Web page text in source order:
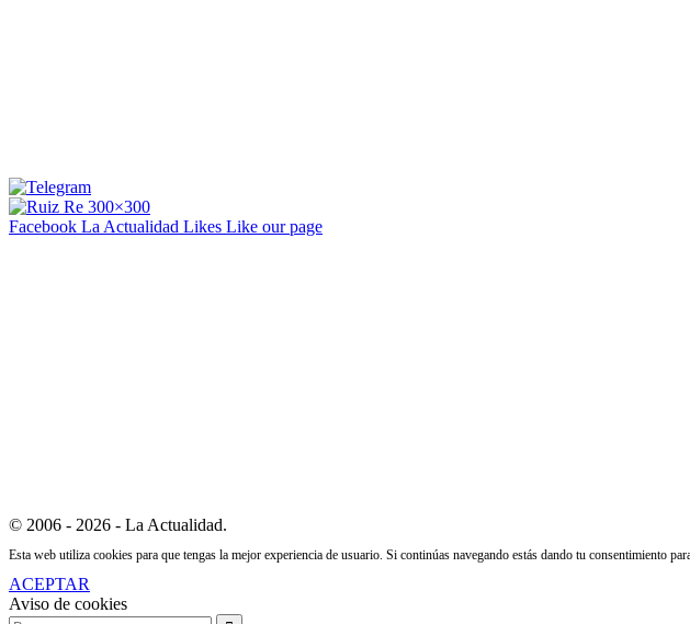
Facebook La Actualidad Likes Like our page
© 2006 - 2026 - La Actualidad.
Esta web utiliza cookies para que tengas la mejor experiencia de usuario. Si continúas navegando estás dando tu consentimiento
ACEPTAR
Aviso de cookies